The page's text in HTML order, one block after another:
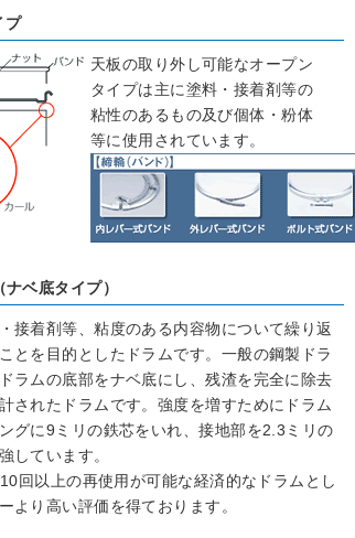
プ
天板の取り外し可能なオープン
タイプは主に塗料・接着剤等の
粘性のあるもの及び個体・粉体
等に使用されています。
ベ底タイプ）
接着剤等、粘度のある内容物について繰り返
とを目的としたドラムです。一般の鋼製ドラ
ラムの底部をナベ底にし、残渣を完全に除去
されたドラムです。強度を増すためにドラム
グに9ミリの鉄芯をいれ、接地部を2.3ミリの
しています。
回以上の再使用が可能な経済的なドラムとし
より高い評価を得ております。